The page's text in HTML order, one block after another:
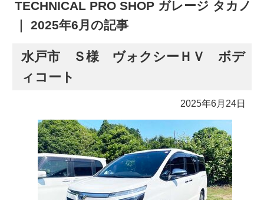
TECHNICAL PRO SHOP ガレージ タカノ
｜ 2025年6月の記事
水戸市 Ｓ様 ヴォクシーＨＶ ボデ
ィコート
2025年6月24日